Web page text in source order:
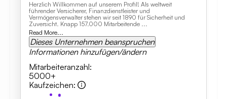
Herzlich Willkommen auf unserem Profil! Als weltweit
führender Versicherer, Finanzdienstleister und
Vermögensverwalter stehen wir seit 1890 für Sicherheit und
Zuversicht. Knapp 157.000 Mitarbeitende ...
Read More...
Dieses Unternehmen beanspruchen
Informationen hinzufügen/ändern
Mitarbeiteranzahl:
5000+
Kaufzeichen: